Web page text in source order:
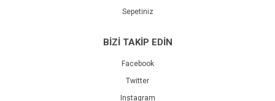
Sepetiniz
BİZİ TAKİP EDİN
Facebook
Twitter
Instagram